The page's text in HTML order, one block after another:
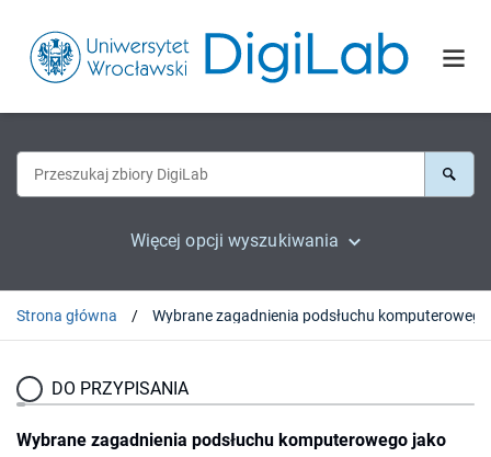
Więcej opcji wyszukiwania
Strona główna
DO PRZYPISANIA
Wybrane zagadnienia podsłuchu komputerowego jako